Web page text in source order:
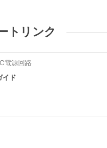
トリンク
電源回路
イド